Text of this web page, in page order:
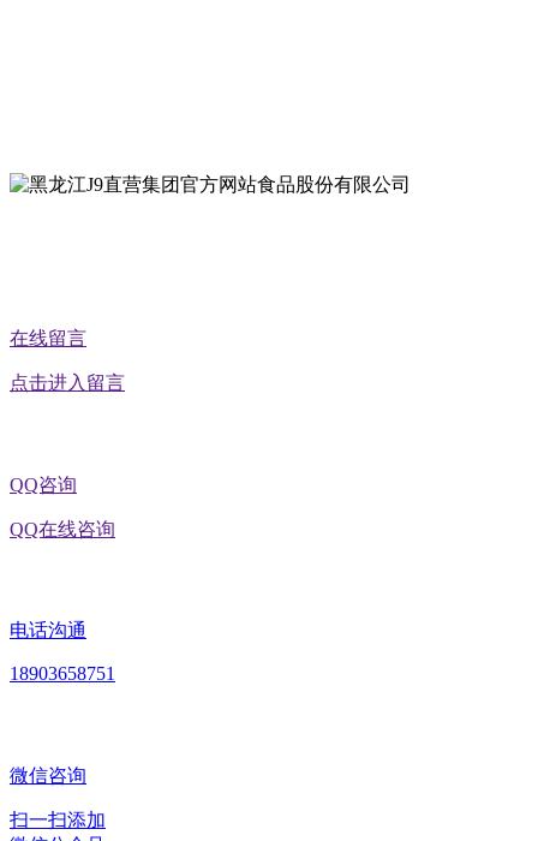
在线留言
点击进入留言
QQ咨询
QQ在线咨询
电话沟通
18903658751
微信咨询
扫一扫添加